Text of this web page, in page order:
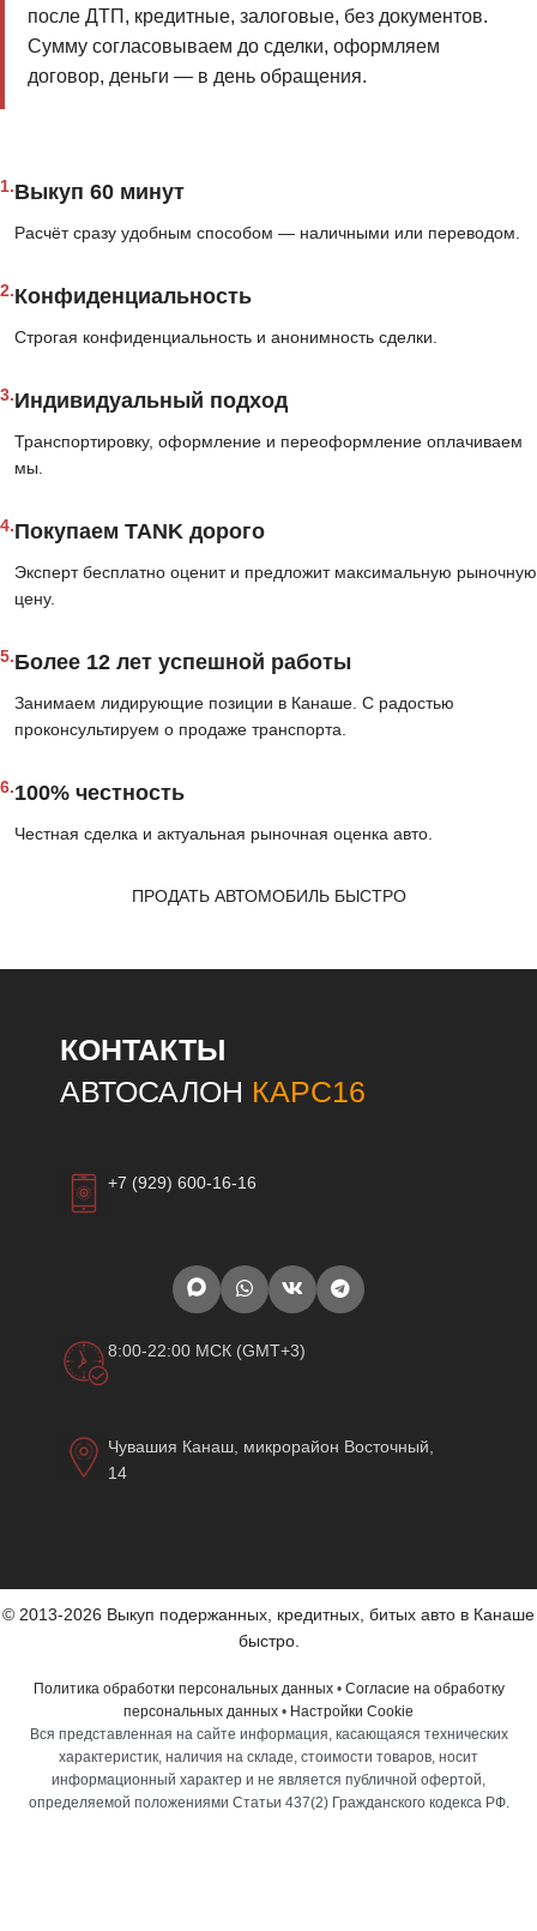
после ДТП, кредитные, залоговые, без документов.
Сумму согласовываем до сделки, оформляем
договор, деньги — в день обращения.
1.Выкуп 60 минут
Расчёт сразу удобным способом — наличными или переводом.
2.Конфиденциальность
Строгая конфиденциальность и анонимность сделки.
3.Индивидуальный подход
Транспортировку, оформление и переоформление оплачиваем
мы.
4.Покупаем TANK дорого
Эксперт бесплатно оценит и предложит максимальную рыночную
цену.
5.Более 12 лет успешной работы
Занимаем лидирующие позиции в Канаше. С радостью
проконсультируем о продаже транспорта.
6.100% честность
Честная сделка и актуальная рыночная оценка авто.
ПРОДАТЬ АВТОМОБИЛЬ БЫСТРО
КОНТАКТЫ
АВТОСАЛОН КАРС16
+7 (929) 600-16-16
8:00-22:00 МСК (GMT+3)
Чувашия Канаш, микрорайон Восточный,
14
© 2013-2026 Выкуп подержанных, кредитных, битых авто в Канаше
быстро.
Политика обработки персональных данных• Согласие на обработку
персональных данных • Настройки Cookie
Вся представленная на сайте информация, касающаяся технических
характеристик, наличия на складе, стоимости товаров, носит
информационный характер и не является публичной офертой,
определяемой положениями Статьи 437(2) Гражданского кодекса РФ.